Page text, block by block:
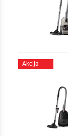
Akcija